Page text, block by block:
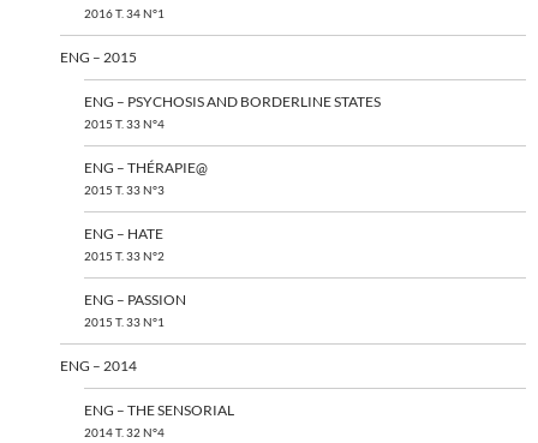
2016 T. 34 N°1
ENG – 2015
ENG – PSYCHOSIS AND BORDERLINE STATES
2015 T. 33 N°4
ENG – THÉRAPIE@
2015 T. 33 N°3
ENG – HATE
2015 T. 33 N°2
ENG – PASSION
2015 T. 33 N°1
ENG – 2014
ENG – THE SENSORIAL
2014 T. 32 N°4